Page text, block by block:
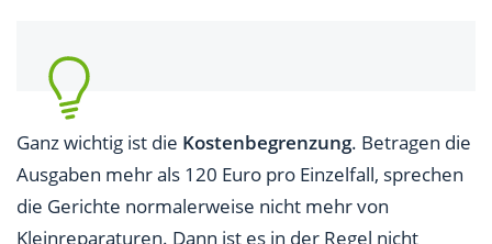
Ganz wichtig ist die Kostenbegrenzung. Betragen die
Ausgaben mehr als 120 Euro pro Einzelfall, sprechen
die Gerichte normalerweise nicht mehr von
Kleinreparaturen. Dann ist es in der Regel nicht